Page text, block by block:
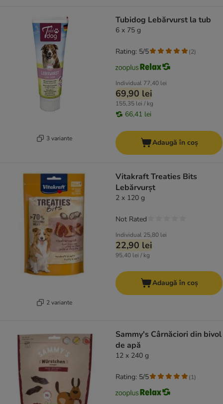
3 variante
Tubidog Lebărvurst la tub
6 x 75 g
Individual 77,40 lei
69,90 lei
155,35 lei / kg
66,41 lei
Rating: 5/5 (2)
Adaugă în coș
2 variante
Vitakraft Treaties Bits
Lebărvurșt
2 x 120 g
Individual 25,80 lei
22,90 lei
95,40 lei / kg
Not Rated
Adaugă în coș
Sammy's Cârnăciori din bivol
de apă
12 x 240 g
Rating: 5/5 (1)